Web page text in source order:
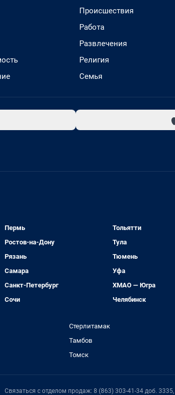
Происшествия
Работа
Развлечения
Религия
Семья
Пермь
Ростов-на-Дону
Рязань
Самара
Санкт-Петербург
Сочи
Тольятти
Тула
Тюмень
Уфа
ХМАО — Югра
Челябинск
Стерлитамак
Тамбов
Томск
Связаться с отделом продаж: 8 (863) 303-41-34 доб. 3335,